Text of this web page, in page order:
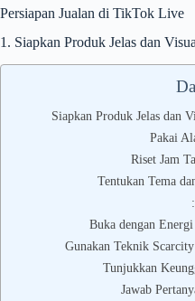
Persiapan Jualan di TikTok Live
1. Siapkan Produk Jelas dan